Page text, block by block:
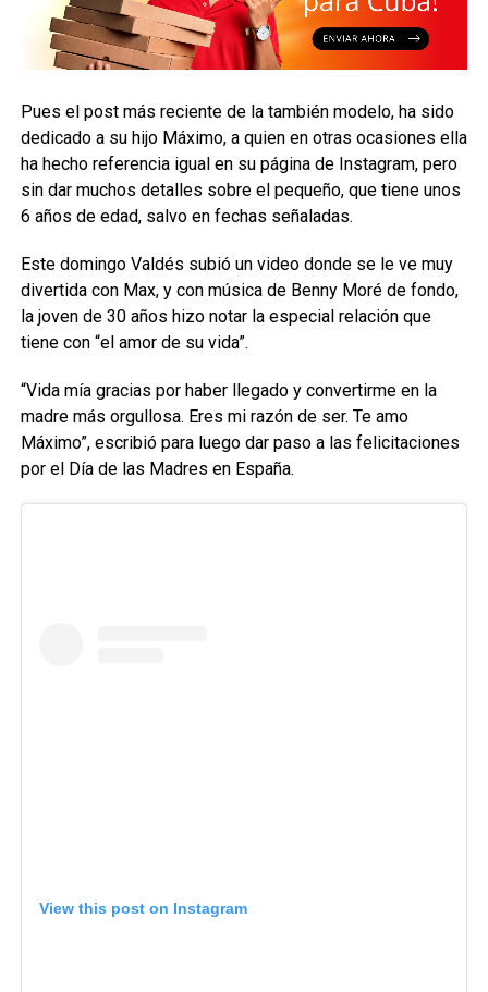
Pues el post más reciente de la también modelo, ha sido
dedicado a su hijo Máximo, a quien en otras ocasiones ella
ha hecho referencia igual en su página de Instagram, pero
sin dar muchos detalles sobre el pequeño, que tiene unos
6 años de edad, salvo en fechas señaladas.
Este domingo Valdés subió un video donde se le ve muy
divertida con Max, y con música de Benny Moré de fondo,
la joven de 30 años hizo notar la especial relación que
tiene con “el amor de su vida”.
“Vida mía gracias por haber llegado y convertirme en la
madre más orgullosa. Eres mi razón de ser. Te amo
Máximo”, escribió para luego dar paso a las felicitaciones
por el Día de las Madres en España.
View this post on Instagram